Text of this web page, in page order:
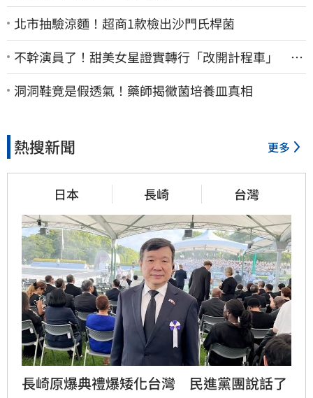
北市抽驗涼麵！超商1款檢出沙門氏桿菌
不幹演員了！甜美女星證實轉行「改開計程車」 驚
人收入全說了
洞洞鞋竟是假透氣！藥師揭黴菌培養皿真相
熱搜新聞 更多
日本 長崎 台灣
長崎原爆典禮爆矮化台灣　民進黨團說話了